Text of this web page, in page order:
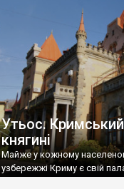
Утьос.
княгині
Майже у кожному
узбережжі Криму є свій